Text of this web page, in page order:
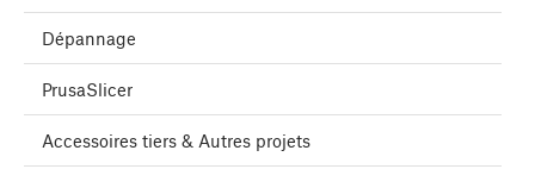
Dépannage
PrusaSlicer
Accessoires tiers & Autres projets